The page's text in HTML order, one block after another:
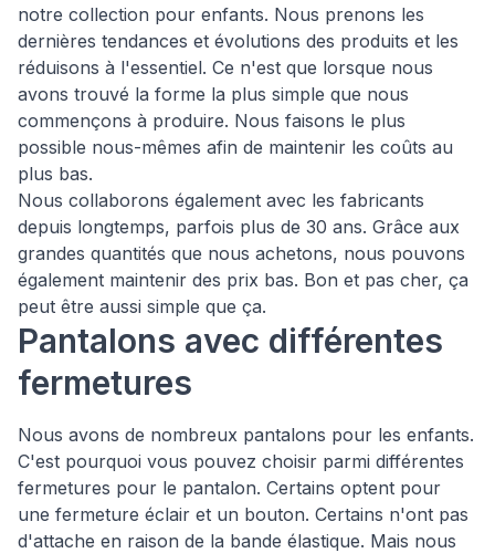
notre collection pour enfants. Nous prenons les
dernières tendances et évolutions des produits et les
réduisons à l'essentiel. Ce n'est que lorsque nous
avons trouvé la forme la plus simple que nous
commençons à produire. Nous faisons le plus
possible nous-mêmes afin de maintenir les coûts au
plus bas.
Nous collaborons également avec les fabricants
depuis longtemps, parfois plus de 30 ans. Grâce aux
grandes quantités que nous achetons, nous pouvons
également maintenir des prix bas. Bon et pas cher, ça
peut être aussi simple que ça.
Pantalons avec différentes
fermetures
Nous avons de nombreux pantalons pour les enfants.
C'est pourquoi vous pouvez choisir parmi différentes
fermetures pour le pantalon. Certains optent pour
une fermeture éclair et un bouton. Certains n'ont pas
d'attache en raison de la bande élastique. Mais nous